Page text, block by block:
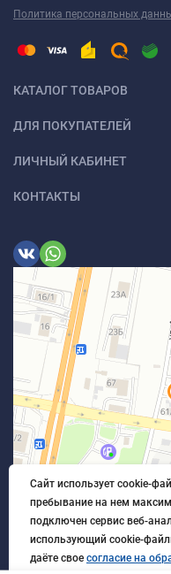
Политика персональных
КАТАЛОГ ТОВАРОВ
ДЛЯ ПОКУПАТЕЛЕЙ
ЛИЧНЫЙ КАБИНЕТ
КОНТАКТЫ
Сайт использует cookie-
пребывание на нем
подключен сервис веб-
использующий cookie-
даёте свое согласие на